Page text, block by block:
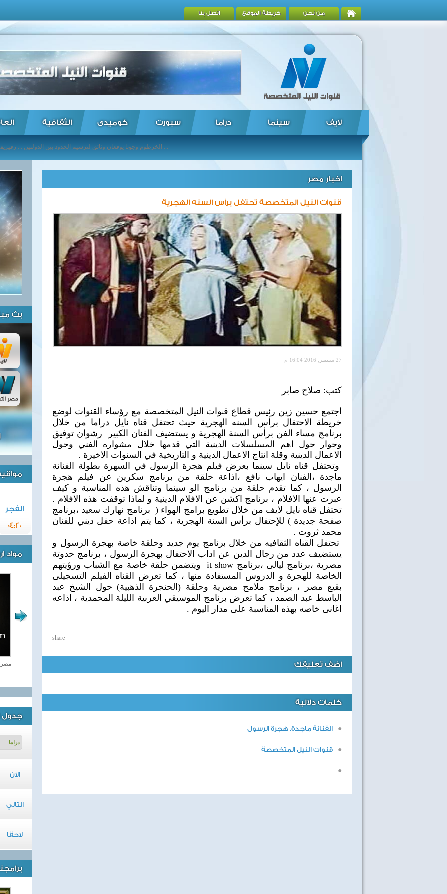
من نحن خريطة الموقع اتصل بنا
لايف سينما دراما سبورت كوميدى الثقافية
اخبار مصر
قنوات النيل المتخصصة تحتفل برأس السنه الهجرية
27 سبتمبر, 2016 16:04 م
كتب: صلاح صابر
اجتمع حسين زين رئيس قطاع قنوات النيل المتخصصة مع رؤساء القنوات لوضع
خريطة الاحتفال برأس السنه الهجرية حيث تحتفل قناه نايل دراما من خلال
برنامج مساء الفن برأس السنة الهجرية و يستضيف الفنان الكبير رشوان توفيق
وحوار حول اهم المسلسلات الدينية التي قدمها خلال مشواره الفني وحول
الاعمال الدينية وقلة انتاج الاعمال الدينية و التاريخية في السنوات الاخيرة .
وتحتفل قناه نايل سينما بعرض فيلم هجرة الرسول في السهرة بطولة الفنانة
ماجدة ،الفنان ايهاب نافع ،اذاعة حلقة من برنامج سكرين عن فيلم هجرة
الرسول ، كما تقدم حلقة من برنامج الو سينما وتناقش هذه المناسبة و كيف
عبرت عنها الافلام ، برنامج اكشن عن الافلام الدينية و لماذا توقفت هذه الافلام .
تحتفل قناه نايل لايف من خلال تطويع برامج الهواء ( برنامج نهارك سعيد ،برنامج
صفحة جديدة ) للإحتفال برأس السنة الهجرية ، كما يتم اذاعة حفل ديني للفنان
محمد ثروت .
تحتفل القناه الثقافيه من خلال برنامج يوم جديد وحلقة خاصة بهجرة الرسول و
يستضيف عدد من رجال الدين عن اداب الاحتفال بهجرة الرسول ، برنامج حدوتة
مصرية ،برنامج ليالى ،برنامج it show ويتضمن حلقة خاصة مع الشباب ورؤيتهم
الخاصة للهجرة و الدروس المستفادة منها ، كما تعرض القناه الفيلم التسجيلى
بقيع مصر ، برنامج ملامح مصرية وحلقة (الحنجرة الذهبية) حول الشيخ عبد
الباسط عبد الصمد ، كما تعرض برنامج الموسيقي العربية الليلة المحمدية ، اذاعه
اغانى خاصه بهذه المناسبة على مدار اليوم .
share
اضف تعليقك
كلمات دلالية
الفنانة ماجدة. هجرة الرسول
قنوات النيل المتخصصة
بث
الفجر
04:20
مواد
مصر
جدول
الآن
التالي
لاحقا